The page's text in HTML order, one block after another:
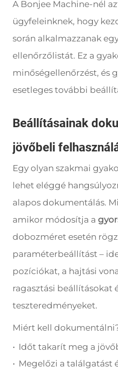
A Bonjee Machine-nél
ügyfeleinknek, hogy
során alkalmazzanak
ellenőrzőlistát. Ez a
minőségellenőrzést, és
esetleges további
Beállításainak
jövőbeli
Egy olyan szakmai
lehet eléggé
alapos dokumentálás.
amikor módosítja a
dobozméret esetén
paraméterbeállítást –
pozíciókat, a hajtási
ragasztási beállításokat
teszteredményeket.
Miért kell
· Időt takarít meg a
· Megelőzi a találgatást